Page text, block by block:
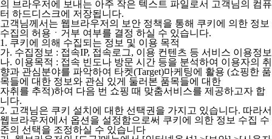
의 브라우저에 보내는 아주 작은 텍스트 파일로서 고객님의 컴퓨
터 하드디스크에 저장됩니다.
고객님께서는 웹브라우저의 보안 정책을 통해 쿠키에 의한 정보
수집의 허용ㆍ거부 여부를 결정 하실 수 있습니다.
1. 쿠키에 의해 수집되는 정보 및 이용 목적
가. 수집정보 : 접속IP, 접속로그, 이용 컨텐츠 등 서비스 이용정보
나. 이용목적 : 접속 빈도나 방문 시간 등을 분석하여 이용자의 취
향과 관심분야를 파악하여 타켓(Target)마케팅에 활용 (쇼핑한 품
목들에 대한 정보와 관심 있게 둘러본 품목들에 대한
자취를 추적)하여 다음 번 쇼핑 때 맞춤서비스를 제공하고자 합
니다.
2. 고객님은 쿠키 설치에 대한 선택권을 가지고 있습니다. 따라서
웹브라우저에서 옵션을 설정함으로써 쿠키에 의한 정보 수집 수
준의 선택을 조정하실 수 있습니다